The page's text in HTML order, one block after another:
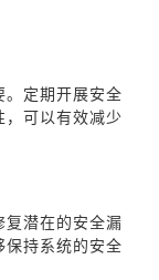
。定期开展安全
可以有效减少
复潜在的安全漏
持系统的安全